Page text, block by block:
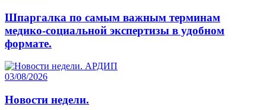
Шпаргалка по самым важным терминам
медико-социальной экспертизы в удобном
формате.
03/08/2026
Новости недели.